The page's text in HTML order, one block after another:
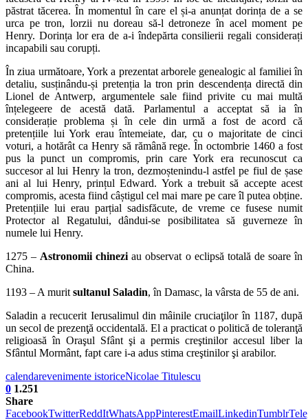
păstrat tăcerea. În momentul în care el și-a anunțat dorința de a se
urca pe tron, lorzii nu doreau să-l detroneze în acel moment pe
Henry. Dorința lor era de a-i îndepărta consilierii regali considerați
incapabili sau corupți.
În ziua următoare, York a prezentat arborele genealogic al familiei în
detaliu, susținându-și pretenția la tron prin descendența directă din
Lionel de Antwerp, argumentele sale fiind privite cu mai multă
înțelegeere de acestă dată. Parlamentul a acceptat să ia în
considerație problema și în cele din urmă a fost de acord că
pretențiile lui York erau întemeiate, dar, cu o majoritate de cinci
voturi, a hotărât ca Henry să rămână rege. În octombrie 1460 a fost
pus la punct un compromis, prin care York era recunoscut ca
succesor al lui Henry la tron, dezmoștenindu-l astfel pe fiul de șase
ani al lui Henry, prințul Edward. York a trebuit să accepte acest
compromis, acesta fiind câștigul cel mai mare pe care îl putea obține.
Pretențiile lui erau parțial sadisfăcute, de vreme ce fusese numit
Protector al Regatului, dândui-se posibilitatea să guverneze în
numele lui Henry.
1275 – Astronomii chinezi au observat o eclipsă totală de soare în
China.
1193 – A murit sultanul Saladin, în Damasc, la vârsta de 55 de ani.
Saladin a recucerit Ierusalimul din mâinile cruciaţilor în 1187, după
un secol de prezenţă occidentală. El a practicat o politică de toleranţă
religioasă în Oraşul Sfânt şi a permis creştinilor accesul liber la
Sfântul Mormânt, fapt care i-a adus stima creştinilor şi arabilor.
calendarevenimente istoriceNicolae Titulescu
0 1.251
Share
FacebookTwitterReddItWhatsAppPinterestEmailLinkedinTumblr